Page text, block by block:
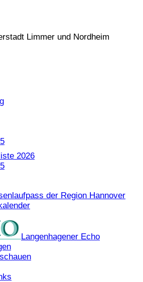
Limmer und Nordheim
2026
der Region Hannover
Langenhagener Echo